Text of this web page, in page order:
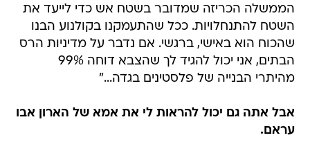
הממשלה הכריזה שמדובר בשטח אש כדי לייעד את
השטח להתנחלויות. ככל שהתעמקנו בקולנוע הבנו
שהכוח הוא באישי, ברגשי. אם נדבר על מדיניות הרס
הבתים, אני יכול להגיד לך שהצבא דוחה 99%
מהיתרי הבנייה של פלסטינים בגדה..."
אבל אתה גם יכול להראות לי את אמא של הארון אבו
עראם.